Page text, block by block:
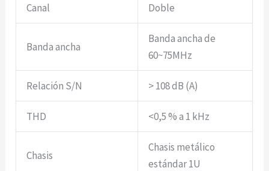
Canal Doble
Banda ancha
Banda ancha de
60~75MHz
Relación S/N > 108 dB (A)
THD <0,5 % a 1 kHz
Chasis
Chasis metálico
estándar 1U